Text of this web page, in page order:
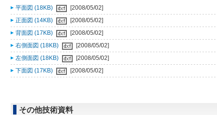
平面図 (18KB)
[2008/05/02]
正面図 (14KB)
[2008/05/02]
背面図 (17KB)
[2008/05/02]
右側面図 (18KB)
[2008/05/02]
左側面図 (18KB)
[2008/05/02]
下面図 (17KB)
[2008/05/02]
その他技術資料